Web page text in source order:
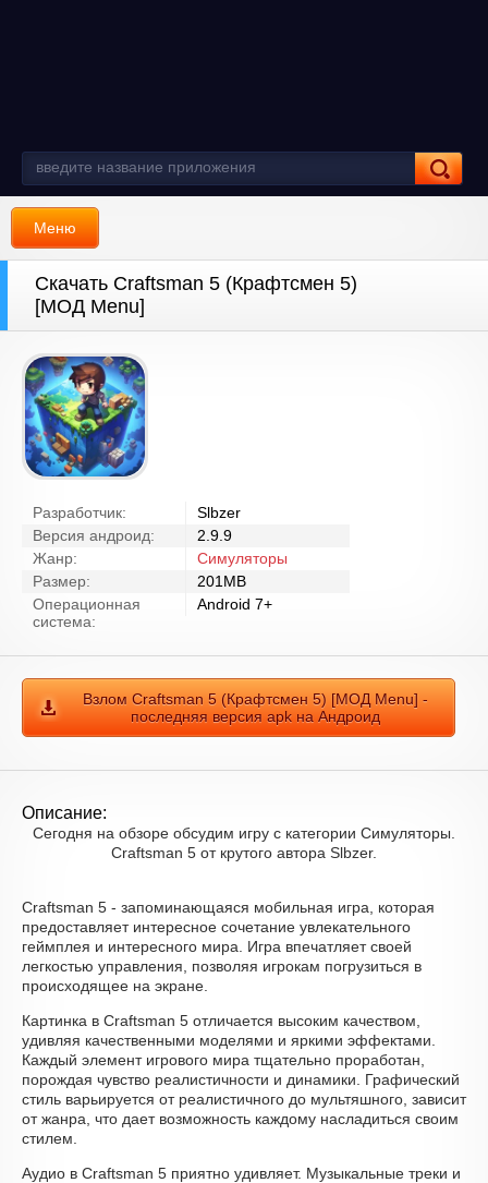
Меню
Скачать Craftsman 5 (Крафтсмен 5)
[МОД Menu]
Разработчик:
Slbzer
Версия андроид:
2.9.9
Жанр:
Симуляторы
Размер:
201MB
Операционная
система:
Android 7+
Взлом Craftsman 5 (Крафтсмен 5) [МОД Menu] -
последняя версия apk на Андроид
Описание:
Сегодня на обзоре обсудим игру с категории Симуляторы.
Craftsman 5 от крутого автора Slbzer.
Craftsman 5 - запоминающаяся мобильная игра, которая
предоставляет интересное сочетание увлекательного
геймплея и интересного мира. Игра впечатляет своей
легкостью управления, позволяя игрокам погрузиться в
происходящее на экране.
Картинка в Craftsman 5 отличается высоким качеством,
удивляя качественными моделями и яркими эффектами.
Каждый элемент игрового мира тщательно проработан,
порождая чувство реалистичности и динамики. Графический
стиль варьируется от реалистичного до мультяшного, зависит
от жанра, что дает возможность каждому насладиться своим
стилем.
Аудио в Craftsman 5 приятно удивляет. Музыкальные треки и